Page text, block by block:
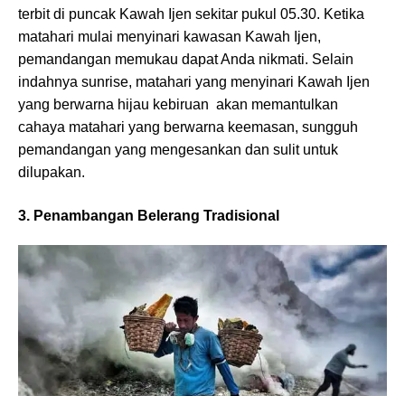
terbit di puncak Kawah Ijen sekitar pukul 05.30. Ketika
matahari mulai menyinari kawasan Kawah Ijen,
pemandangan memukau dapat Anda nikmati. Selain
indahnya sunrise, matahari yang menyinari Kawah Ijen
yang berwarna hijau kebiruan akan memantulkan
cahaya matahari yang berwarna keemasan, sungguh
pemandangan yang mengesankan dan sulit untuk
dilupakan.
3. Penambangan Belerang Tradisional